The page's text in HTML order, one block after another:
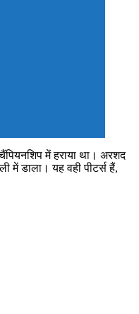
में हराया था। अरशद
में डाला। यह वही पीटर्स हैं,